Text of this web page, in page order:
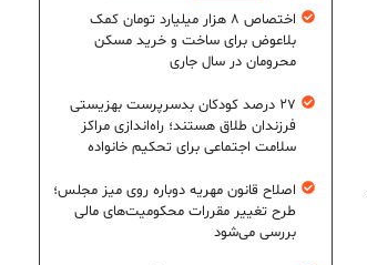
اختصاص ۸ هزار میلیارد تومان کمک
بلاعوض برای ساخت و خرید مسکن
محرومان در سال جاری
۲۷ درصد کودکان بدسرپرست بهزیستی
فرزندان طلاق هستند؛ راه‌اندازی مراکز
سلامت اجتماعی برای تحکیم خانواده
اصلاح قانون مهریه دوباره روی میز مجلس؛
طرح تغییر مقررات محکومیت‌های مالی
بررسی می‌شود